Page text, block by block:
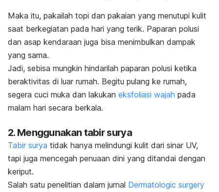
Maka itu, pakailah topi dan pakaian yang menutupi kulit
saat berkegiatan pada hari yang terik. Paparan polusi
dan asap kendaraan juga bisa menimbulkan dampak
yang sama.
Jadi, sebisa mungkin hindarilah paparan polusi ketika
beraktivitas di luar rumah. Begitu pulang ke rumah,
segera cuci muka dan lakukan eksfoliasi wajah pada
malam hari secara berkala.
2. Menggunakan tabir surya
Tabir surya tidak hanya melindungi kulit dari sinar UV,
tapi juga mencegah penuaan dini yang ditandai dengan
keriput.
Salah satu penelitian dalam jurnal Dermatologic surgery